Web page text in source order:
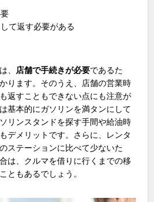
て返す必要がある
、 店舗で手続きが必要であるた
ります。そのうえ、店舗の営業時
返すこともできない点にも注意が
基本的にガソリンを満タンにして
リンスタンドを探す手間や給油時
デメリットです。さらに、レンタ
ステーションに比べて少ないた
は、クルマを借りに行くまでの移
ともあるでしょう。